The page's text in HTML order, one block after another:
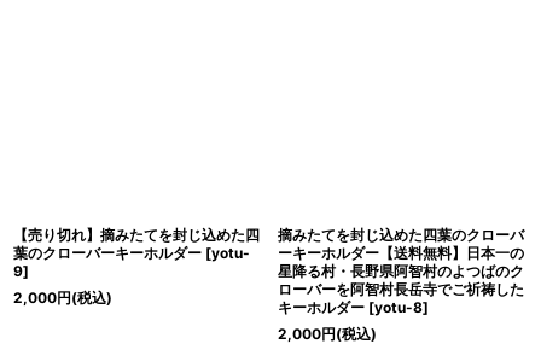
【売り切れ】摘みたてを封じ込めた四
葉のクローバーキーホルダー [yotu-
9]
2,000円(税込)
摘みたてを封じ込めた四葉のクローバ
ーキーホルダー【送料無料】日本一の
星降る村・長野県阿智村のよつばのク
ローバーを阿智村長岳寺でご祈祷した
キーホルダー [yotu-8]
2,000円(税込)